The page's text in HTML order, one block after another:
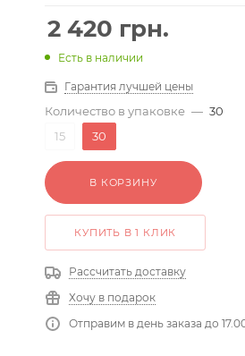
2 420 грн.
Есть в наличии
Гарантия лучшей цены
Количество в упаковке — 30
15
30
В КОРЗИНУ
КУПИТЬ В 1 КЛИК
Рассчитать доставку
Хочу в подарок
Отправим в день заказа до